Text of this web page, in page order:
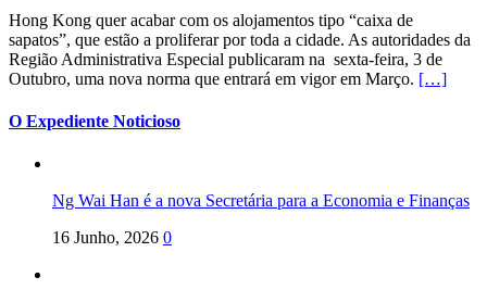
Hong Kong quer acabar com os alojamentos tipo “caixa de
sapatos”, que estão a proliferar por toda a cidade. As autoridades da
Região Administrativa Especial publicaram na sexta-feira, 3 de
Outubro, uma nova norma que entrará em vigor em Março. […]
O Expediente Noticioso
Ng Wai Han é a nova Secretária para a Economia e Finanças
16 Junho, 2026 0